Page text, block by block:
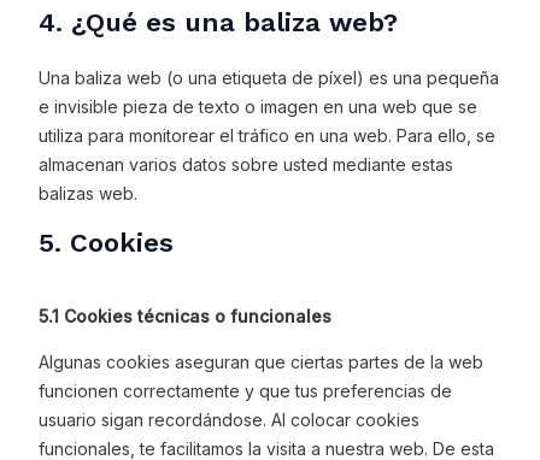
4. ¿Qué es una baliza web?
Una baliza web (o una etiqueta de píxel) es una pequeña
e invisible pieza de texto o imagen en una web que se
utiliza para monitorear el tráfico en una web. Para ello, se
almacenan varios datos sobre usted mediante estas
balizas web.
5. Cookies
5.1 Cookies técnicas o funcionales
Algunas cookies aseguran que ciertas partes de la web
funcionen correctamente y que tus preferencias de
usuario sigan recordándose. Al colocar cookies
funcionales, te facilitamos la visita a nuestra web. De esta